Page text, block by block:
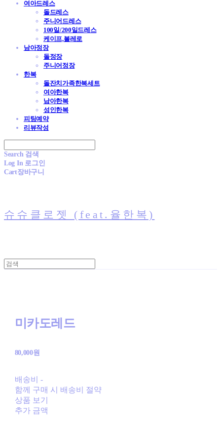
여아드레스
돌드레스
주니어드레스
100일/200일드레스
케이프,볼레로
남아정장
돌정장
주니어정장
한복
돌잔치가족한복세트
여아한복
남아한복
성인한복
피팅예약
리뷰작성
Search 검색
Log In 로그인
Cart장바구니
슈슈클로젯 (feat.율한복)
미카도레드
80,000원
배송비 -
함께 구매 시 배송비 절약
상품 보기
추가 금액